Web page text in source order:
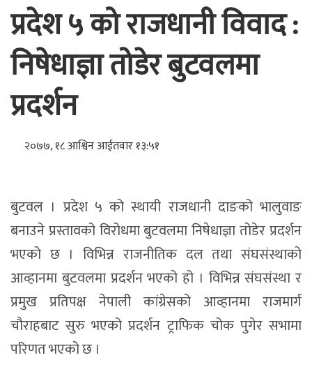
प्रदेश ५ को राजधानी विवाद :
निषेधाज्ञा तोडेर बुटवलमा
प्रदर्शन
२०७७, १८ आश्विन आईतवार १३:५१
बुटवल । प्रदेश ५ को स्थायी राजधानी दाङको भालुवाङ
बनाउने प्रस्तावको विरोधमा बुटवलमा निषेधाज्ञा तोडेर प्रदर्शन
भएको छ । विभिन्न राजनीतिक दल तथा संघसंस्थाको
आव्हानमा बुटवलमा प्रदर्शन भएको हो । विभिन्न संघसंस्था र
प्रमुख प्रतिपक्ष नेपाली कांग्रेसको आव्हानमा राजमार्ग
चौराहबाट सुरु भएको प्रदर्शन ट्राफिक चोक पुगेर सभामा
परिणत भएको छ ।